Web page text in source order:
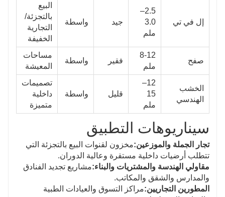
إل في تي
2.5–
3.0
ملم
جيد واسطة
البيع
بالتجزئة/
التجارية
الخفيفة
صفح
8-12
ملم
فقير واسطة
مساحات
المعيشة
الخشب
الهندسي
12–
15
ملم
قليل واسطة
تصميمات
داخلية
متميزة
سيناريوهات التطبيق
تجار الجملة والموزعين:مخزون لقنوات البيع بالتجزئة التي
تتطلب أرضيات داخلية مستقرة وعالية الدوران.
مقاولي الهندسة والمشتريات والبناء:مشاريع تجديد الفنادق
والمدارس والشقق والمكاتب.
المطورين التجاريين:مراكز التسوق والعيادات الطبية